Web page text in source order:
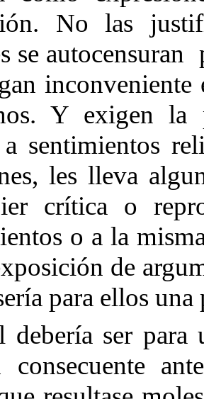
No las
se
inconveniente
Y exigen la
sentimientos
les lleva
crítica o
o a la
de
para ellos
debería ser
consecuente